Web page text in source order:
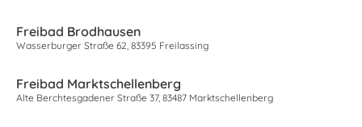
Freibad Brodhausen
Wasserburger Straße 62, 83395 Freilassing
Freibad Marktschellenberg
Alte Berchtesgadener Straße 37, 83487 Marktschellenberg